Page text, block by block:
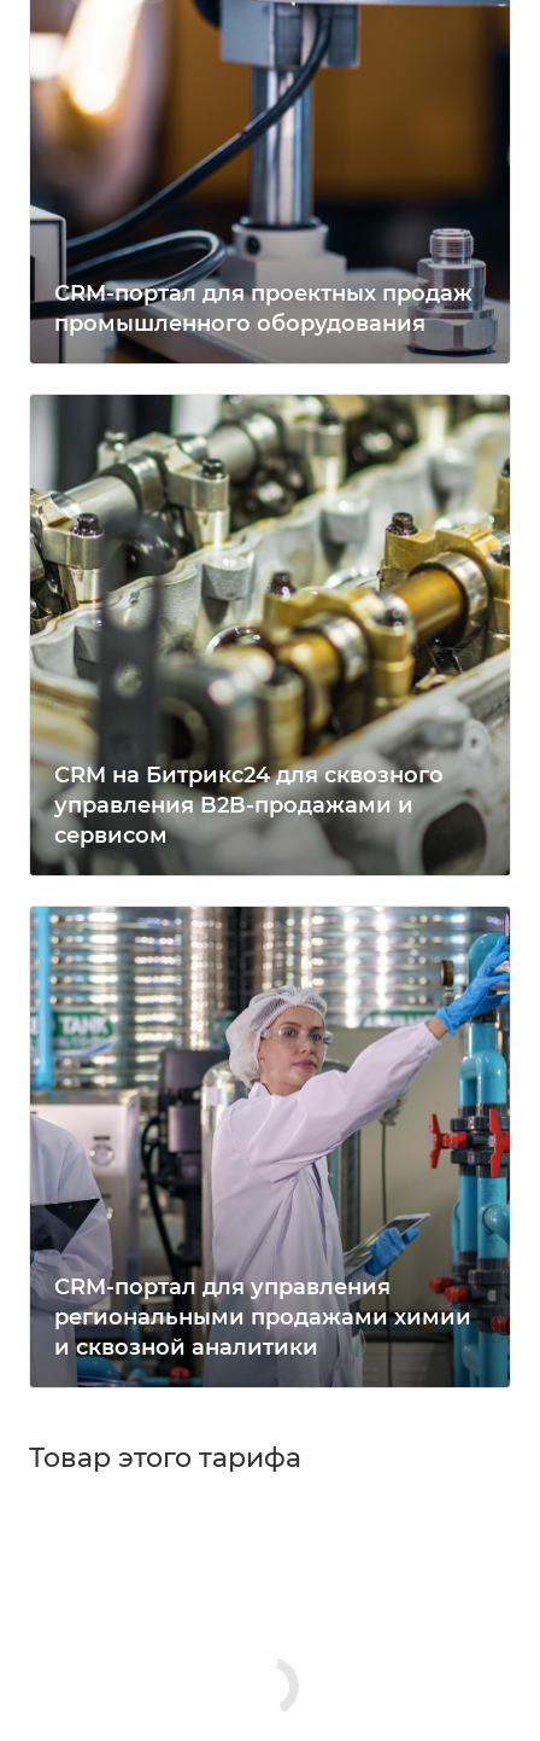
CRM-портал для проектных продаж
промышленного оборудования
CRM на Битрикс24 для сквозного
управления B2B-продажами и
сервисом
CRM-портал для управления
региональными продажами химии
и сквозной аналитики
Товар этого тарифа